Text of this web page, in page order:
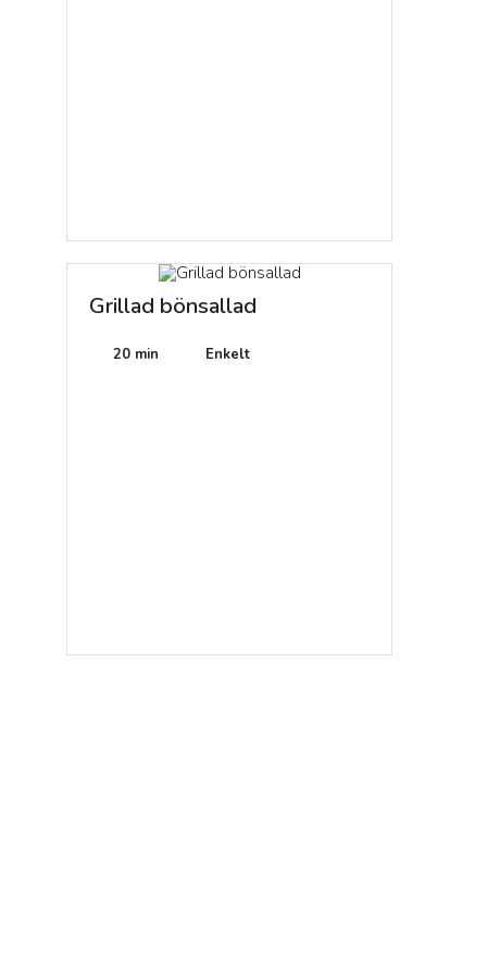
Grillad bönsallad
20 min Enkelt